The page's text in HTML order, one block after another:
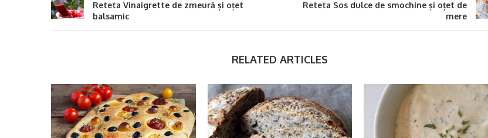
Reteta Vinaigrette de zmeură și oțet
balsamic
Reteta Sos dulce de smochine și oțet de
mere
RELATED ARTICLES